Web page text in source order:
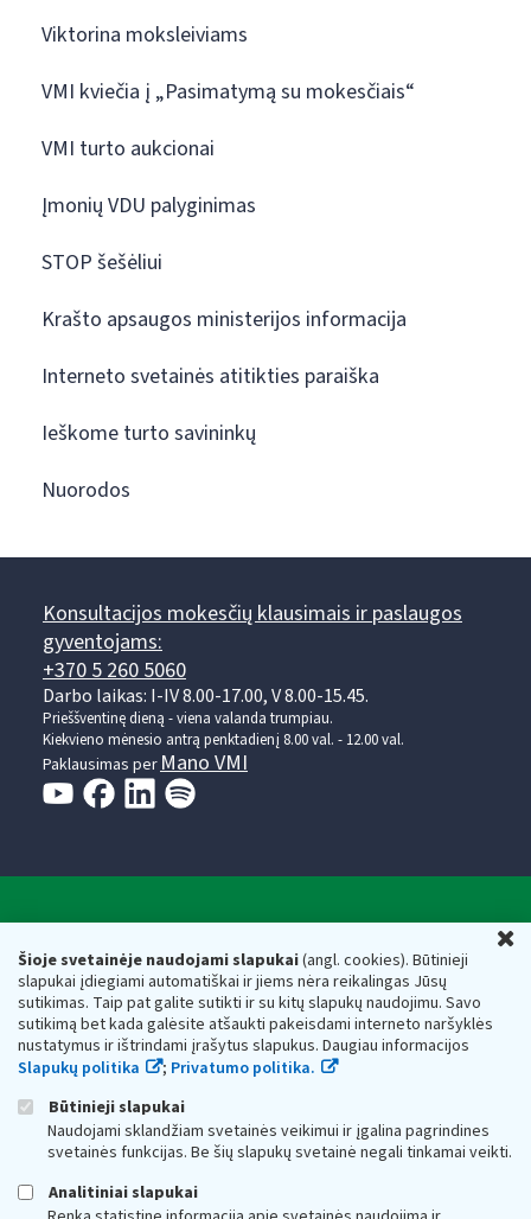
Šioje svetainėje naudojami slapukai(angl. cookies). Būtinieji
slapukai įdiegiami automatiškai ir jiems nėra reikalingas Jūsų
sutikimas. Taip pat galite sutikti ir su kitų slapukų naudojimu. Savo
sutikimą bet kada galėsite atšaukti pakeisdami interneto naršyklės
nustatymus ir ištrindami įrašytus slapukus. Daugiau informacijos
Slapukų politika
; Privatumo politika.
Būtinieji slapukai
Naudojami sklandžiam svetainės veikimui ir įgalina pagrindines
svetainės funkcijas. Be šių slapukų svetainė negali tinkamai veikti.
Analitiniai slapukai
Viktorina moksleiviams
VMI kviečia į „Pasimatymą su mokesčiais“
VMI turto aukcionai
Įmonių VDU palyginimas
STOP šešėliui
Krašto apsaugos ministerijos informacija
Interneto svetainės atitikties paraiška
Ieškome turto savininkų
Nuorodos
Konsultacijos mokesčių klausimais ir paslaugos
gyventojams:
+370 5 260 5060
Darbo laikas: I-IV 8.00-17.00, V 8.00-15.45.
Prieššventinę dieną - viena valanda trumpiau.
Kiekvieno mėnesio antrą penktadienį 8.00 val. - 12.00 val.
Paklausimas per Mano VMI
Respublikos finansų ministerijos
Biudžetinė įstaiga. Juridinio asmens kodas — 188659752,
adresas: Vasario 16-osios g. 14, 01107 Vilnius, Lietuva, el.paštas:
vmi@vmi.lt, E. pristatymo dėžutės adresas 188659752
Duomenys apie Valstybinę mokesčių inspekciją prie Lietuvos
Respublikos finansų ministerijos kaupiami ir saugomi Juridinių